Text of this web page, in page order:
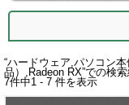
“ハードウェア,パソコン
品）,Radeon RX”での検
7件中1 - 7 件を表示